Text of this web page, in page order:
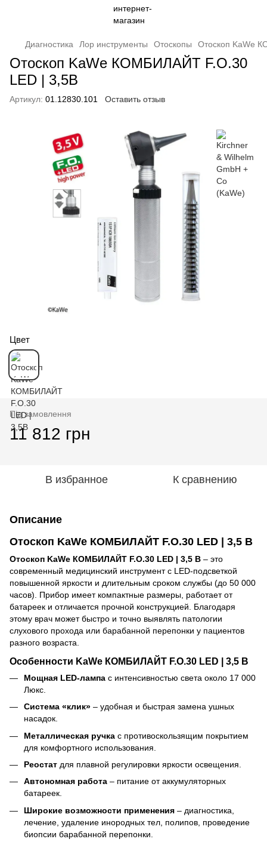
Диагностика Лор инструменты Отоскопы Отоскоп KaWe
Отоскоп KaWe КОМБИЛАЙТ F.O.30
LED | 3,5В
Артикул: 01.12830.101 Оставить отзыв
Цвет
Під замовлення
11 812 грн
В избранное К сравнению
Описание
Отоскоп KaWe КОМБИЛАЙТ F.O.30 LED | 3,5 В
Отоскоп KaWe КОМБИЛАЙТ F.O.30 LED | 3,5 В – это
современный медицинский инструмент с LED-подсветкой
повышенной яркости и длительным сроком службы (до 50 000
часов). Прибор имеет компактные размеры, работает от
батареек и отличается прочной конструкцией. Благодаря
этому врач может быстро и точно выявлять патологии
слухового прохода или барабанной перепонки у пациентов
разного возраста.
Особенности KaWe КОМБИЛАЙТ F.O.30 LED | 3,5 В
Мощная LED-лампа с интенсивностью света около 17 000
Люкс.
Система «клик» – удобная и быстрая замена ушных
насадок.
Металлическая ручка с противоскользящим покрытием
для комфортного использования.
Реостат для плавной регулировки яркости освещения.
Автономная работа – питание от аккумуляторных
батареек.
Широкие возможности применения – диагностика,
лечение, удаление инородных тел, полипов, проведение
биопсии барабанной перепонки.